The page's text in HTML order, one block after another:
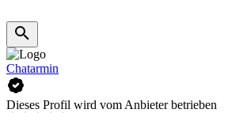
Chatarmin
Dieses Profil wird vom Anbieter betrieben